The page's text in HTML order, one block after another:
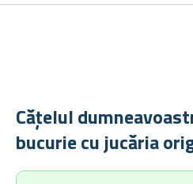
Cățelul
bucurie cu jucăria